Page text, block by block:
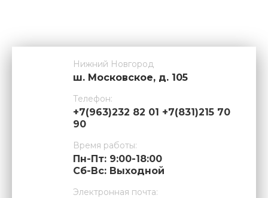
Нижний Новгород
ш. Московское, д. 105
Телефон:
+7(963)232 82 01 +7(831)215 70
90
Время работы:
Пн-Пт: 9:00-18:00
Cб-Вс: Выходной
Электронная почта: